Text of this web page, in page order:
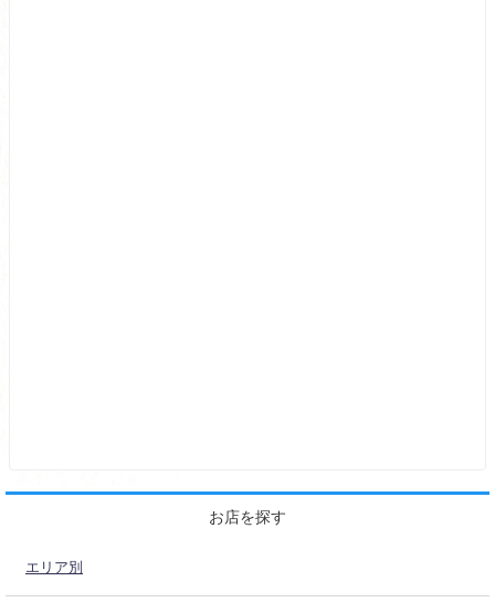
お店を探す
エリア別